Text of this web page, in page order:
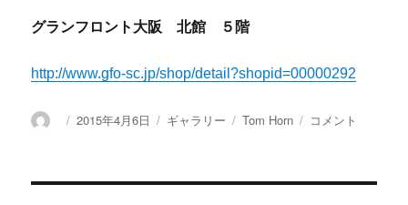
グランフロント大阪 北館 ５階
http://www.gfo-sc.jp/shop/detail?shopid=00000292
投 投
2015年4月6日
フ
マ
ギャラリー
カ
リ
Tom Horn
☆
介
コメント